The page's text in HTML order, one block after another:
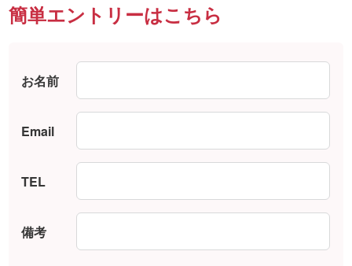
簡単エントリーはこちら
お名前
Email
TEL
備考